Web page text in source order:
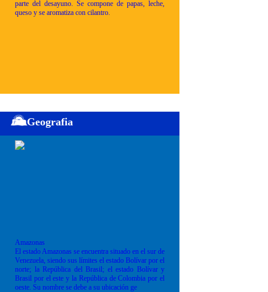
parte del desayuno. Se compone de papas, leche,
queso y se aromatiza con cilantro.
Geografia
Amazonas
El estado Amazonas se encuentra situado en el sur de
Venezuela, siendo sus límites el estado Bolívar por el
norte; la República del Brasil; el estado Bolívar y
Brasil por el este y la República de Colombia por el
oeste. Su nombre se debe a su ubicación ge